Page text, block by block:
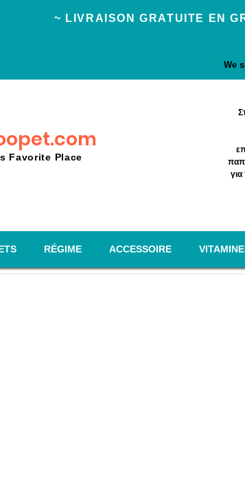
~ LIVRAISON GRATUITE EN
We
Favorite Place
RÉGIME ACCESSOIRE